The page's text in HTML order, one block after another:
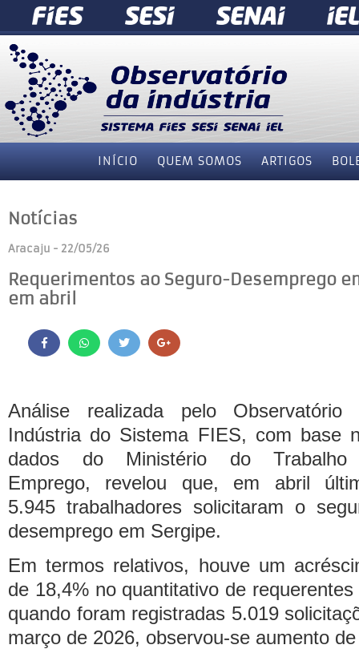
INÍCIO QUEM SOMOS ARTIGOS
Notícias
Aracaju - 22/05/26
Requerimentos ao Seguro-Desemprego
em abril
Análise realizada pelo Observatório
Indústria do Sistema FIES, com base
dados do Ministério do
Emprego, revelou que, em abril
5.945 trabalhadores solicitaram o
desemprego em Sergipe.
Em termos relativos, houve um
de 18,4% no quantitativo de
quando foram registradas 5.019
março de 2026, observou-se aumento